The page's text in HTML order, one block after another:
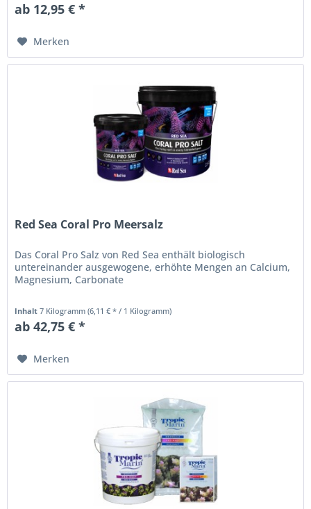
ab 12,95 € *
Merken
Red Sea Coral Pro Meersalz
Das Coral Pro Salz von Red Sea enthält biologisch
untereinander ausgewogene, erhöhte Mengen an Calcium,
Magnesium, Carbonate
Inhalt7 Kilogramm(6,11 € * / 1 Kilogramm)
ab 42,75 € *
Merken